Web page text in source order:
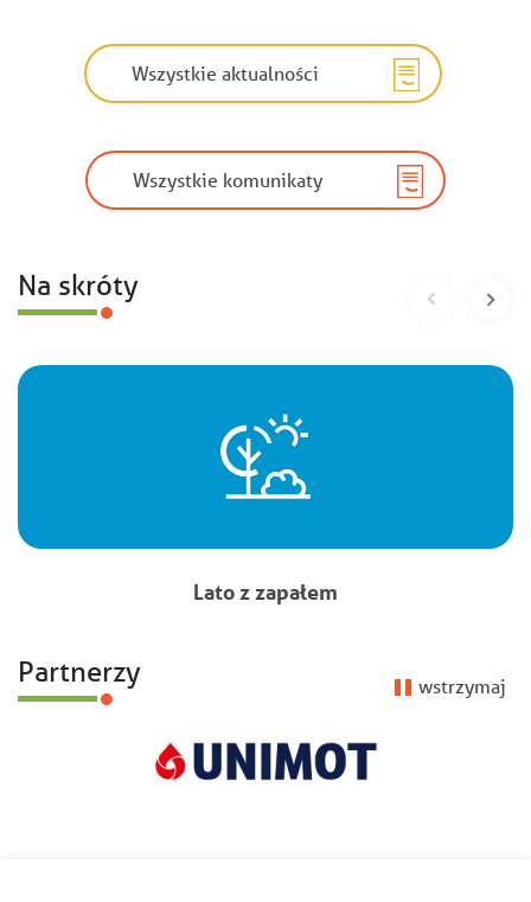
Wszystkie aktualności
Wszystkie komunikaty
Na skróty
Lato z zapałem
Partnerzy wstrzymaj